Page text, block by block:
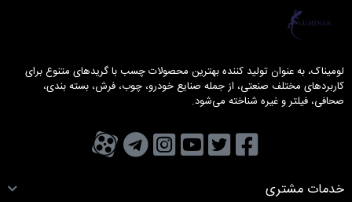
لومیناک، به عنوان تولید کننده بهترین محصولات چسب با گریدهای متنوع برای
کاربردهای مختلف صنعتی، از جمله صنایع خودرو، چوب، فرش، بسته بندی،
صحافی، فیلتر و غیره شناخته می‌شود.
فیسبوک
تویتریوتیوب
صفحهکانال تلگرام
کانال آپارات
خدمات مشتری